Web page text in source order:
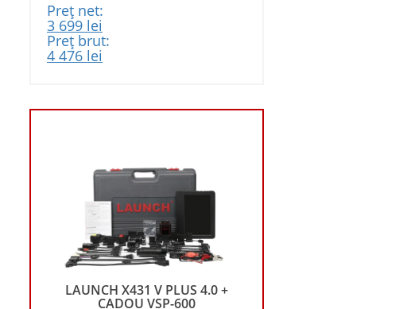
Preț net:
Prețul
inițial
a
3 699 lei
curent
Preț brut:
Prețul
4
4 476 lei
476 lei.